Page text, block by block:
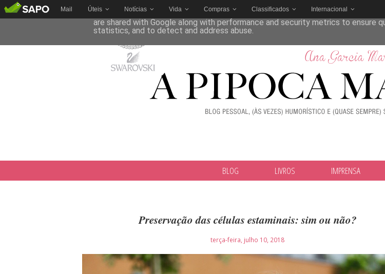
Mail Úteis Notícias Vida Compras Classificados Internacional
BLOG LIVROS IMPRENSA
Preservação das células estaminais: sim ou não?
terça-feira, julho 10, 2018
This site uses cookies from Google to deliver its services and to analyze traffic.
are shared with Google along with performance and security metrics to ensure
statistics, and to detect and address abuse.